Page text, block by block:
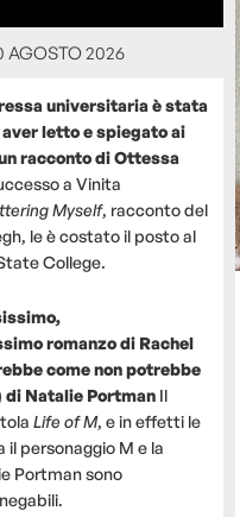
AGOSTO 2026
universitaria è stata
letto e spiegato ai
racconto di Ottessa
a Vinita
Myself, racconto del
le è costato il posto al
College.
romanzo di Rachel
come non potrebbe
di Natalie Portman Il
Life of M, e in effetti le
il personaggio M e la
Portman sono